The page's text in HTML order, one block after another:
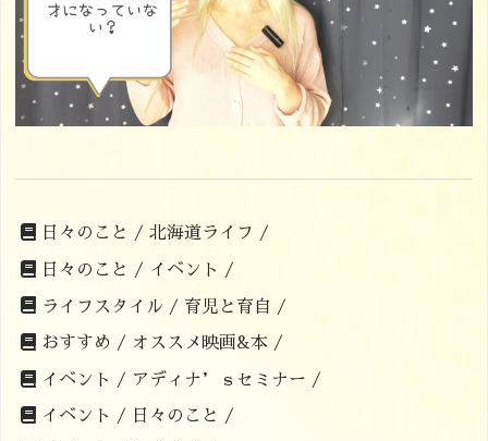
日々のこと /北海道ライフ /
日々のこと / イベント /
ライフスタイル / 育児と育自 /
おすすめ / オススメ映画&本 /
イベント / アディナ’ｓセミナー /
イベント / 日々のこと /